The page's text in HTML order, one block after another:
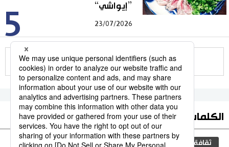
5
”إيواشي“
23/07/2026
للمزيد
الكلمات الأكثر بحثا
ثقافة جيجي برس اليابان مجتمع